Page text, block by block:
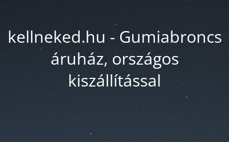
kellneked.hu - Gumiabroncs
áruház, országos
kiszállítással